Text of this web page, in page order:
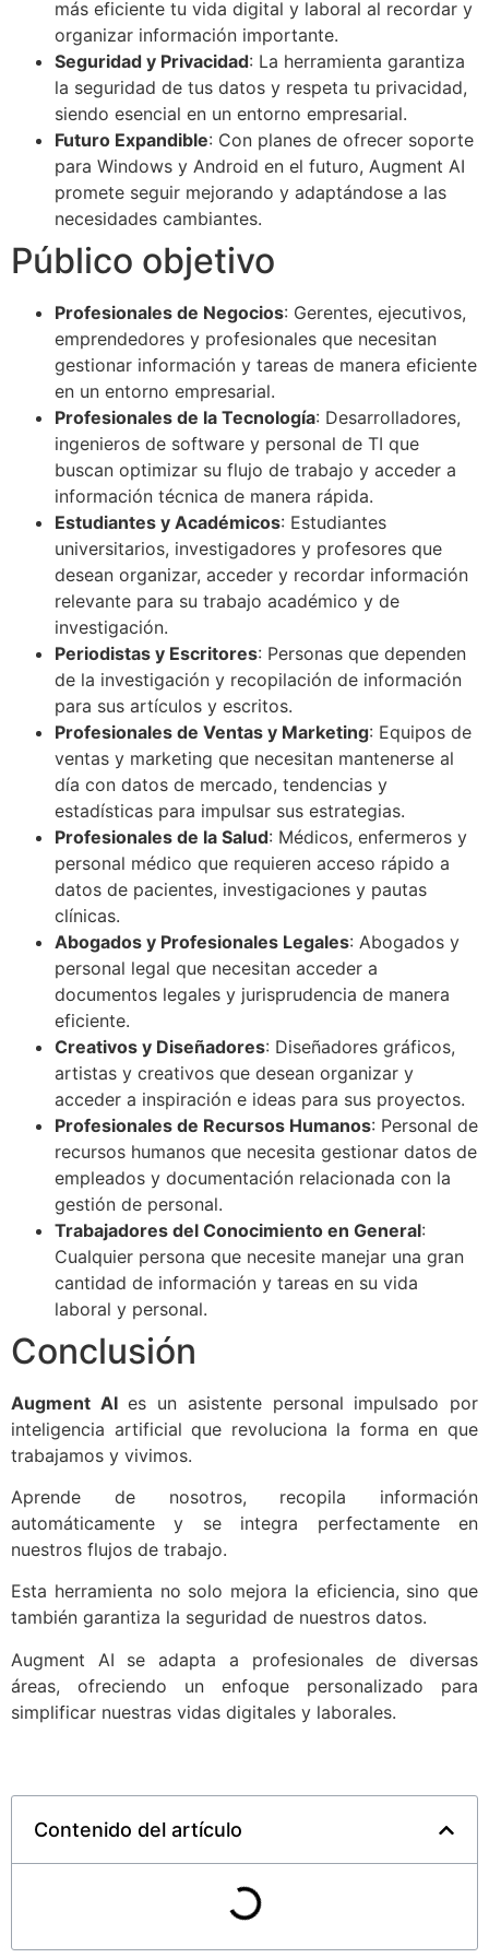
más eficiente tu vida digital y laboral al recordar y
organizar información importante.
Seguridad y Privacidad: La herramienta garantiza
la seguridad de tus datos y respeta tu privacidad,
siendo esencial en un entorno empresarial.
Futuro Expandible: Con planes de ofrecer soporte
para Windows y Android en el futuro, Augment AI
promete seguir mejorando y adaptándose a las
necesidades cambiantes.
Público objetivo
Profesionales de Negocios: Gerentes, ejecutivos,
emprendedores y profesionales que necesitan
gestionar información y tareas de manera eficiente
en un entorno empresarial.
Profesionales de la Tecnología: Desarrolladores,
ingenieros de software y personal de TI que
buscan optimizar su flujo de trabajo y acceder a
información técnica de manera rápida.
Estudiantes y Académicos: Estudiantes
universitarios, investigadores y profesores que
desean organizar, acceder y recordar información
relevante para su trabajo académico y de
investigación.
Periodistas y Escritores: Personas que dependen
de la investigación y recopilación de información
para sus artículos y escritos.
Profesionales de Ventas y Marketing: Equipos de
ventas y marketing que necesitan mantenerse al
día con datos de mercado, tendencias y
estadísticas para impulsar sus estrategias.
Profesionales de la Salud: Médicos, enfermeros y
personal médico que requieren acceso rápido a
datos de pacientes, investigaciones y pautas
clínicas.
Abogados y Profesionales Legales: Abogados y
personal legal que necesitan acceder a
documentos legales y jurisprudencia de manera
eficiente.
Creativos y Diseñadores: Diseñadores gráficos,
artistas y creativos que desean organizar y
acceder a inspiración e ideas para sus proyectos.
Profesionales de Recursos Humanos: Personal de
recursos humanos que necesita gestionar datos de
empleados y documentación relacionada con la
gestión de personal.
Trabajadores del Conocimiento en General:
Cualquier persona que necesite manejar una gran
cantidad de información y tareas en su vida
laboral y personal.
Conclusión
Augment AIes un asistente personal impulsado por
inteligencia artificial que revoluciona la forma en que
trabajamos y vivimos.
Aprende de nosotros, recopila información
automáticamente y se integra perfectamente en
nuestros flujos de trabajo.
Esta herramienta no solo mejora la eficiencia, sino que
también garantiza la seguridad de nuestros datos.
Augment AI se adapta a profesionales de diversas
áreas, ofreciendo un enfoque personalizado para
simplificar nuestras vidas digitales y laborales.
Contenido del artículo